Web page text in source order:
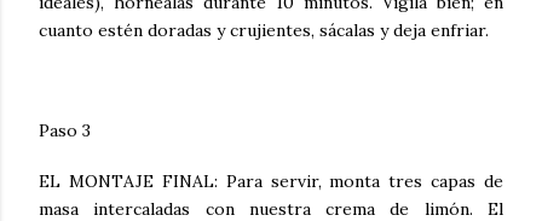
cuanto estén doradas y crujientes, sácalas y deja enfriar.
Paso 3
EL MONTAJE FINAL: Para servir, monta tres capas de
masa intercaladas con nuestra crema de limón. El